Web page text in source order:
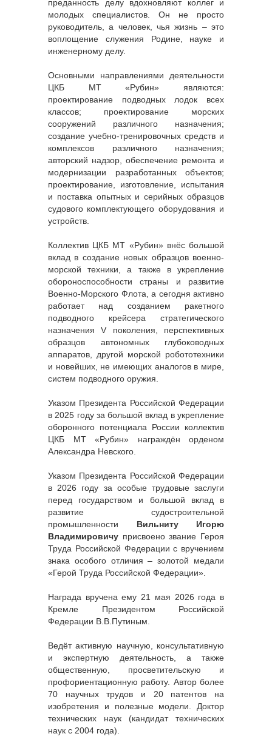
преданность делу вдохновляют коллег и
молодых специалистов. Он не просто
руководитель, а человек, чья жизнь – это
воплощение служения Родине, науке и
инженерному делу.
Основными направлениями деятельности
ЦКБ МТ «Рубин» являются:
проектирование подводных лодок всех
классов; проектирование морских
сооружений различного назначения;
создание учебно-тренировочных средств и
комплексов различного назначения;
авторский надзор, обеспечение ремонта и
модернизации разработанных объектов;
проектирование, изготовление, испытания
и поставка опытных и серийных образцов
судового комплектующего оборудования и
устройств.
Коллектив ЦКБ МТ «Рубин» внёс большой
вклад в создание новых образцов военно-
морской техники, а также в укрепление
обороноспособности страны и развитие
Военно-Морского Флота, а сегодня активно
работает над созданием ракетного
подводного крейсера стратегического
назначения V поколения, перспективных
образцов автономных глубоководных
аппаратов, другой морской робототехники
и новейших, не имеющих аналогов в мире,
систем подводного оружия.
Указом Президента Российской Федерации
в 2025 году за большой вклад в укрепление
оборонного потенциала России коллектив
ЦКБ МТ «Рубин» награждён орденом
Александра Невского.
Указом Президента Российской Федерации
в 2026 году за особые трудовые заслуги
перед государством и большой вклад в
развитие судостроительной
промышленности Вильниту Игорю
Владимировичу присвоено звание Героя
Труда Российской Федерации с вручением
знака особого отличия – золотой медали
«Герой Труда Российской Федерации».
Награда вручена ему 21 мая 2026 года в
Кремле Президентом Российской
Федерации В.В.Путиным.
Ведёт активную научную, консультативную
и экспертную деятельность, а также
общественную, просветительскую и
профориентационную работу. Автор более
70 научных трудов и 20 патентов на
изобретения и полезные модели. Доктор
технических наук (кандидат технических
наук с 2004 года).